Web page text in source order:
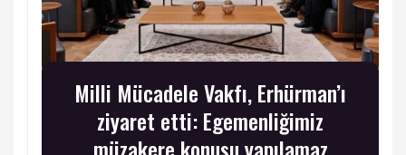
Milli Mücadele Vakfı, Erhürman’ı
ziyaret etti: Egemenliğimiz